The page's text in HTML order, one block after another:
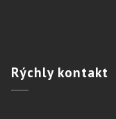
Rýchlykontakt